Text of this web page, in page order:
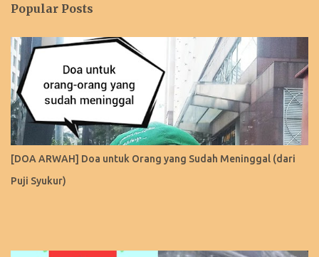
Popular Posts
[DOA ARWAH] Doa untuk Orang yang Sudah Meninggal (dari
Puji Syukur)